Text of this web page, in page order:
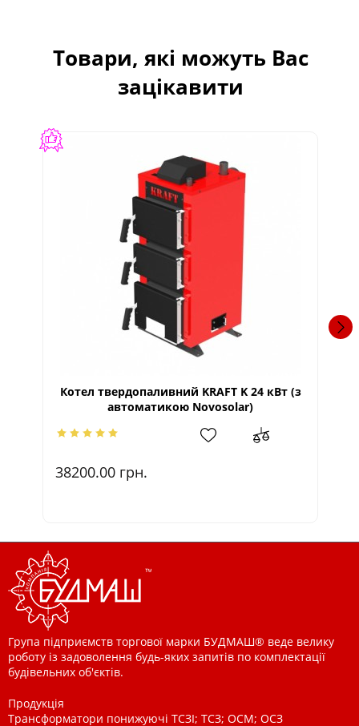
Товари, які можуть Вас
зацікавити
Котел твердопаливний KRAFT K 24 кВт (з
автоматикою Novosolar)
38200.00 грн.
Група підприємств торгової марки БУДМАШ® веде велику
роботу із задоволення будь-яких запитів по комплектації
будівельних об'єктів.
Продукція
Трансформатори понижуючі ТСЗІ; ТСЗ; ОСМ; ОСЗ